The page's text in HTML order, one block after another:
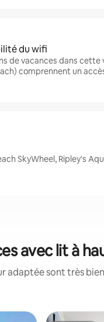
du wifi
de vacances dans cette
comprennent un
SkyWheel, Ripley's
avec lit à
adaptée sont très